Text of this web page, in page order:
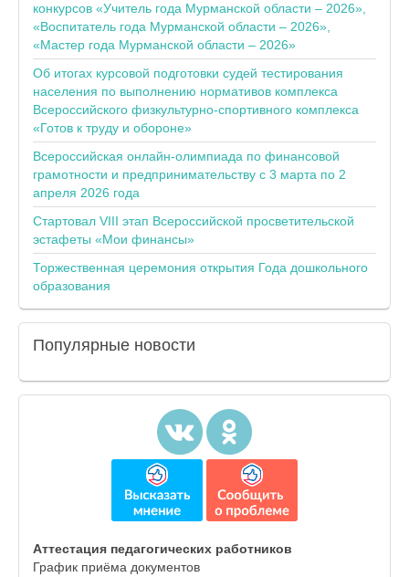
конкурсов «Учитель года Мурманской области – 2026»,
«Воспитатель года Мурманской области – 2026»,
«Мастер года Мурманской области – 2026»
Об итогах курсовой подготовки судей тестирования
населения по выполнению нормативов комплекса
Всероссийского физкультурно-спортивного комплекса
«Готов к труду и обороне»
Всероссийская онлайн-олимпиада по финансовой
грамотности и предпринимательству с 3 марта по 2
апреля 2026 года
Стартовал VIII этап Всероссийской просветительской
эстафеты «Мои финансы»
Торжественная церемония открытия Года дошкольного
образования
Популярные новости
Аттестация педагогических работников
График приёма документов